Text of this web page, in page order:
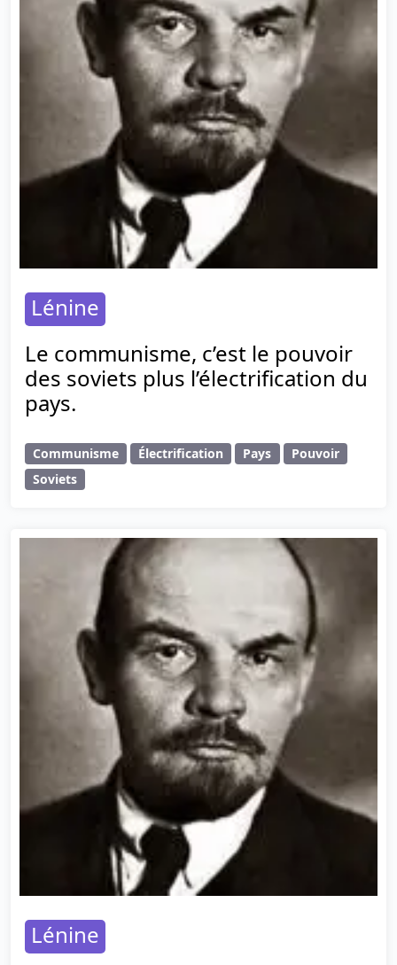
Lénine
Le communisme, c’est le pouvoir
des soviets plus l’électrification du
pays.
Communisme Électrification Pays
Pouvoir
Soviets
Lénine